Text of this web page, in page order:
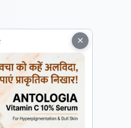
×